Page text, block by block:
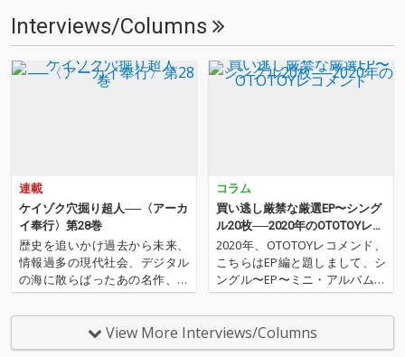
Interviews/Columns
連載
ケイゾク穴掘り超人──〈アーカ
イ奉行〉第28巻
歴史を追いかけ過去から未来、
情報過多の現代社会、デジタル
の海に散らばったあの名作、こ
の名作たちをひとつにまとめる
仕事人…!〈アーカイ奉行〉が今
日もデジタルの乱世を治め
る…!'''〈アーカイ奉行〉と
コラム
買い逃し厳禁な厳選EP〜シング
ル20枚──2020年のOTOTOYレコ
メンド
2020年、OTOTOYレコメンド、
こちらはEP編と題しまして、シ
ングル〜EP〜ミニ・アルバムな
どなど、2020年にリリースされ
たアルバム以外の作品群から20
枚厳選しました。いまやアルバ
ムというフォーマットにとらわ
View More Interviews/Columns